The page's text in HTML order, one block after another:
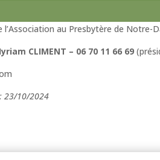
au Presbytère de Notre-
CLIMENT – 06 70 11 66 69
23/10/2024